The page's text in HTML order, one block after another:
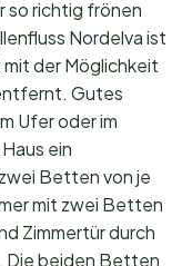
so richtig frönen
Nordelva ist
der Möglichkeit
Gutes
Ufer oder im
ein
Betten von je
mit zwei Betten
Zimmertür durch
Die beiden Betten